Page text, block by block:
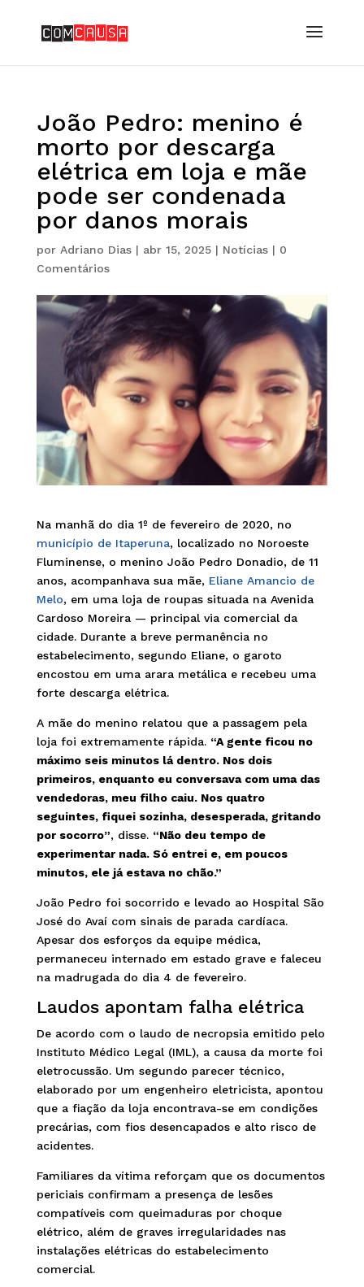
João Pedro: menino é
morto por descarga
elétrica em loja e mãe
pode ser condenada
por danos morais
por Adriano Dias| abr 15, 2025| Notícias| 0
Comentários
Na manhã do dia 1º de fevereiro de 2020, no
município de Itaperuna, localizado no Noroeste
Fluminense, o menino João Pedro Donadio, de 11
anos, acompanhava sua mãe, Eliane Amancio de
Melo, em uma loja de roupas situada na Avenida
Cardoso Moreira — principal via comercial da
cidade. Durante a breve permanência no
estabelecimento, segundo Eliane, o garoto
encostou em uma arara metálica e recebeu uma
forte descarga elétrica.
A mãe do menino relatou que a passagem pela
loja foi extremamente rápida. “A gente ficou no
máximo seis minutos lá dentro. Nos dois
primeiros, enquanto eu conversava com uma das
vendedoras, meu filho caiu. Nos quatro
seguintes, fiquei sozinha, desesperada, gritando
por socorro”, disse. “Não deu tempo de
experimentar nada. Só entrei e, em poucos
minutos, ele já estava no chão.”
João Pedro foi socorrido e levado ao Hospital São
José do Avaí com sinais de parada cardíaca.
Apesar dos esforços da equipe médica,
permaneceu internado em estado grave e faleceu
na madrugada do dia 4 de fevereiro.
Laudos apontam falha elétrica
De acordo com o laudo de necropsia emitido pelo
Instituto Médico Legal (IML), a causa da morte foi
eletrocussão. Um segundo parecer técnico,
elaborado por um engenheiro eletricista, apontou
que a fiação da loja encontrava-se em condições
precárias, com fios desencapados e alto risco de
acidentes.
Familiares da vítima reforçam que os documentos
periciais confirmam a presença de lesões
compatíveis com queimaduras por choque
elétrico, além de graves irregularidades nas
instalações elétricas do estabelecimento
comercial.